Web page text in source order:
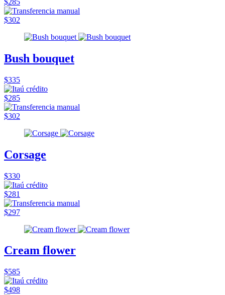
$285
$302
Bush bouquet
$335
$285
$302
Corsage
$330
$281
$297
Cream flower
$585
$498